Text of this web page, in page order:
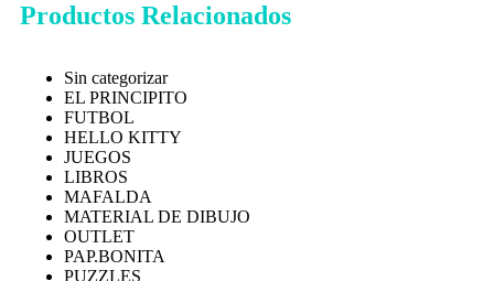
Productos Relacionados
Sin categorizar
EL PRINCIPITO
FUTBOL
HELLO KITTY
JUEGOS
LIBROS
MAFALDA
MATERIAL DE DIBUJO
OUTLET
PAP.BONITA
PUZZLES